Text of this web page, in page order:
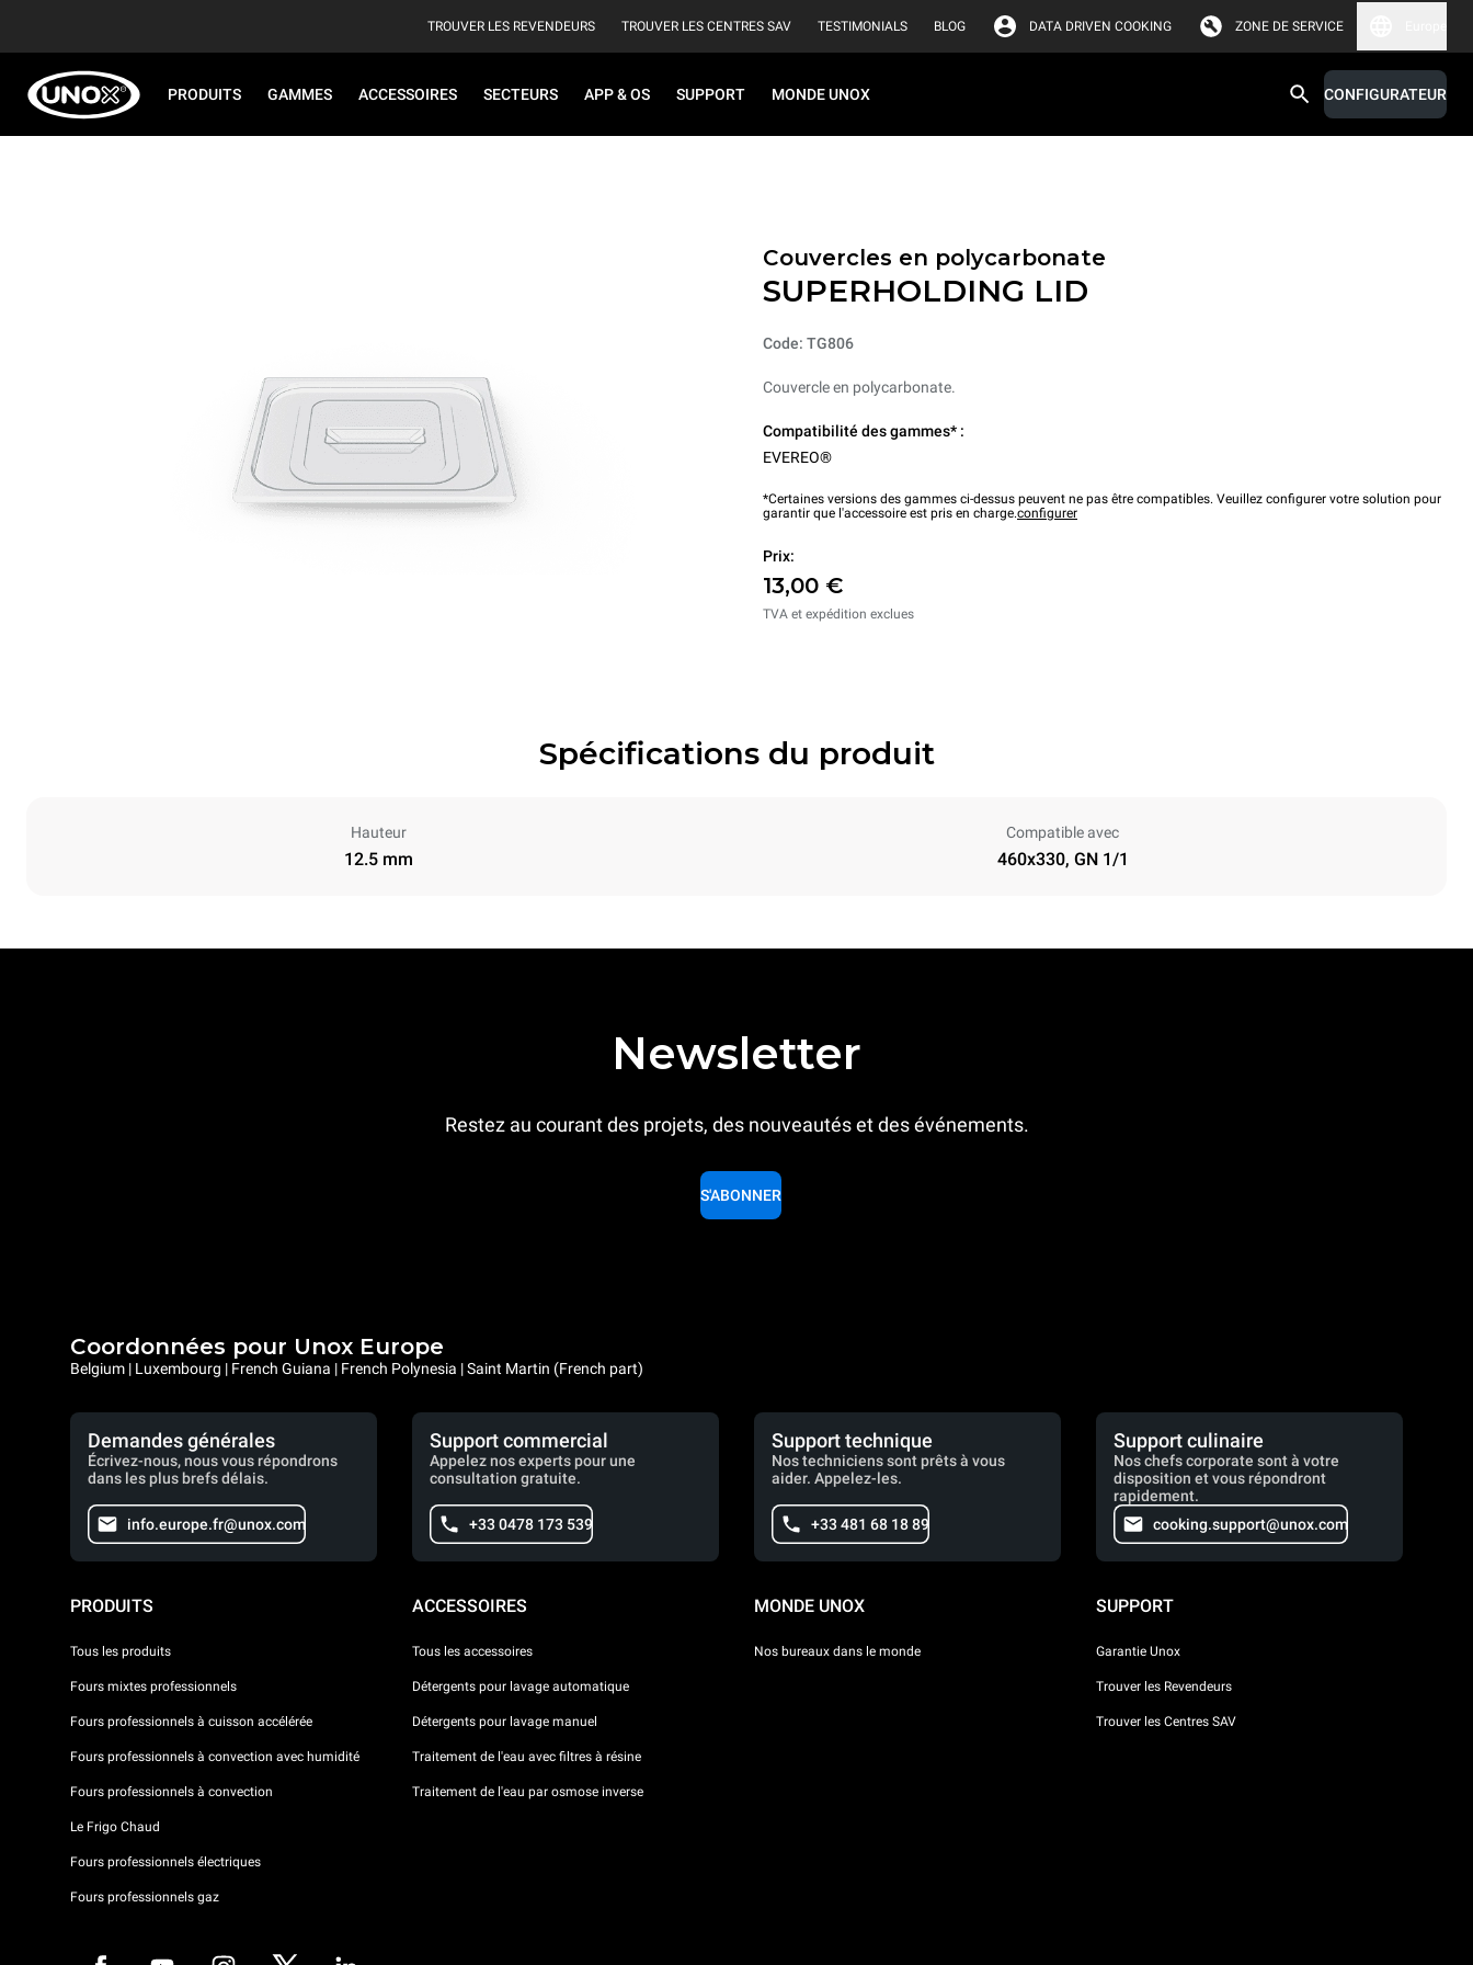
TROUVER LES REVENDEURS TROUVER LES CENTRES SAV TESTIMONIALS BLOG DATA DRIVEN COOKING ZONE DE SERVICE
PRODUITS GAMMES ACCESSOIRES SECTEURS APP & OS SUPPORT MONDE UNOX CONFIGURATEUR
Couvercles en polycarbonate
SUPERHOLDING LID
Code: TG806
Couvercle en polycarbonate.
Compatibilité des gammes* :
EVEREO®
*Certaines versions des gammes ci-dessus peuvent ne pas être compatibles. Veuillez configurer votre solution pour
garantir que l'accessoire est pris en charge.configurer
Prix:
13,00 €
TVA et expédition exclues
Spécifications du produit
Hauteur
12.5 mm
Compatible avec
460x330, GN 1/1
Newsletter
Restez au courant des projets, des nouveautés et des événements.
S'ABONNER
Coordonnées pour Unox Europe
Belgium | Luxembourg | French Guiana | French Polynesia | Saint Martin (French part)
Demandes générales
Écrivez-nous, nous vous répondrons
dans les plus brefs délais.
info.europe.fr@unox.com
Support commercial
Appelez nos experts pour une
consultation gratuite.
+33 0478 173 539
Support technique
Nos techniciens sont prêts à vous
aider. Appelez-les.
+33 481 68 18 89
Support culinaire
Nos chefs corporate sont à votre
disposition et vous répondront
rapidement.
cooking.support@unox.com
PRODUITS
Tous les produits
Fours mixtes professionnels
Fours professionnels à cuisson accélérée
Fours professionnels à convection avec humidité
Fours professionnels à convection
Le Frigo Chaud
Fours professionnels électriques
Fours professionnels gaz
ACCESSOIRES
Tous les accessoires
Détergents pour lavage automatique
Détergents pour lavage manuel
Traitement de l'eau avec filtres à résine
Traitement de l'eau par osmose inverse
MONDE UNOX
Nos bureaux dans le monde
SUPPORT
Garantie Unox
Trouver les Revendeurs
Trouver les Centres SAV